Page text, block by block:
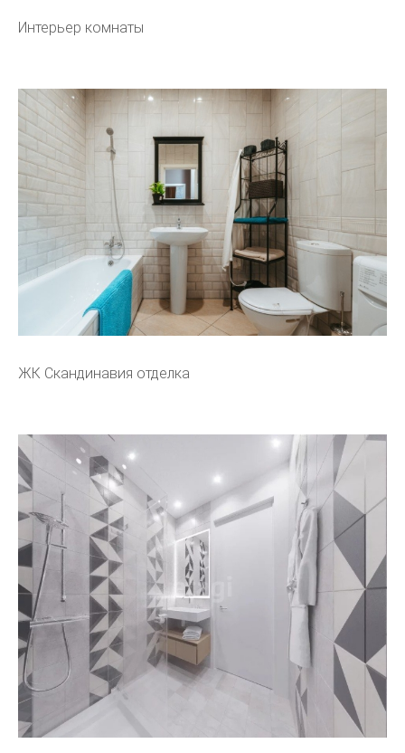
Интерьер комнаты
ЖК Скандинавия отделка